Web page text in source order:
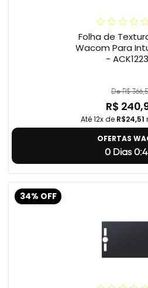
Folha de
Wacom Para
-
De R$
R$
Até 12x de R$24,51
OFERTAS
0 Dias
34% OFF